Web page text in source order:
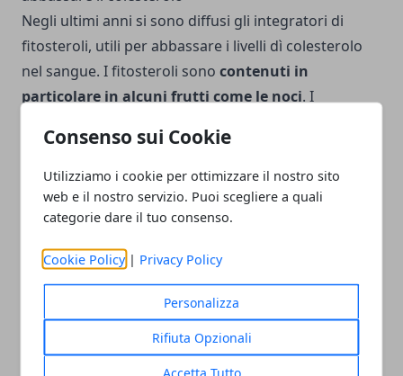
Consenso sui Cookie
Utilizziamo i cookie per ottimizzare il nostro sito
web e il nostro servizio. Puoi scegliere a quali
categorie dare il tuo consenso.
Cookie Policy | Privacy Policy
Personalizza
Rifiuta Opzionali
Accetta Tutto
Negli ultimi anni si sono diffusi gli integratori di
fitosteroli, utili per abbassare i livelli dì colesterolo
nel sangue. I fitosteroli sono contenuti in
particolare in alcuni frutti come le noci. I
agiscono a livello delle placche. Inoltre vanno presi
sempre perché i benefici scompaiono quando si
smette di assumerli.
Facebook
TwitterWhatsapp